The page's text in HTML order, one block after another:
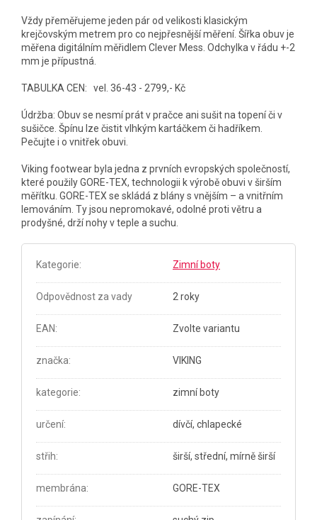
Vždy přeměřujeme jeden pár od velikosti klasickým
krejčovským metrem pro co nejpřesnější měření. Šířka obuv je
měřena digitálním měřidlem Clever Mess. Odchylka v řádu +-2
mm je přípustná.
TABULKA CEN: vel. 36-43 - 2799,- Kč
Údržba: Obuv se nesmí prát v pračce ani sušit na topení či v
sušičce. Špínu lze čistit vlhkým kartáčkem či hadříkem.
Pečujte i o vnitřek obuvi.
Viking footwear byla jedna z prvních evropských společností,
které použily GORE-TEX, technologii k výrobě obuvi v širším
měřítku. GORE-TEX se skládá z blány s vnějším – a vnitřním
lemováním. Ty jsou nepromokavé, odolné proti větru a
prodyšné, drží nohy v teple a suchu.
Kategorie: Zimní boty
Odpovědnost za vady 2 roky
EAN: Zvolte variantu
značka: VIKING
kategorie: zimní boty
určení: dívčí, chlapecké
střih: širší, střední, mírně širší
membrána: GORE-TEX